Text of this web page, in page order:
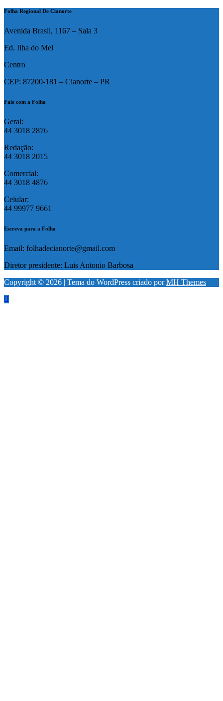
Folha Regional De Cianorte
Avenida Brasil, 1167 – Sala 3
Ed. Ilha do Mel
Centro
CEP: 87200-181 – Cianorte – PR
Fale com a Folha
Geral:
44 3018 2876
Redação:
44 3018 2015
Comercial:
44 3018 4876
Celular:
44 99977 9661
Escreva para a Folha
Email: folhadecianorte@gmail.com
Diretor presidente: Luis Antonio Barbosa
Copyright © 2026 | Tema do WordPress criado porMH Themes